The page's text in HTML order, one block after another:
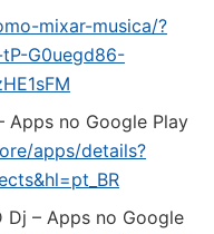
mixar-musica/?
G0uegd86-
Apps no Google Play
apps/details?
Dj – Apps no Google